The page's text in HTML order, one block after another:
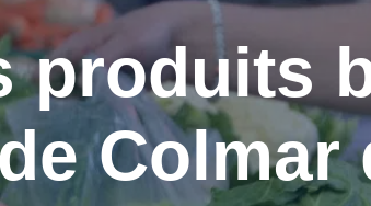
produits
Colmar